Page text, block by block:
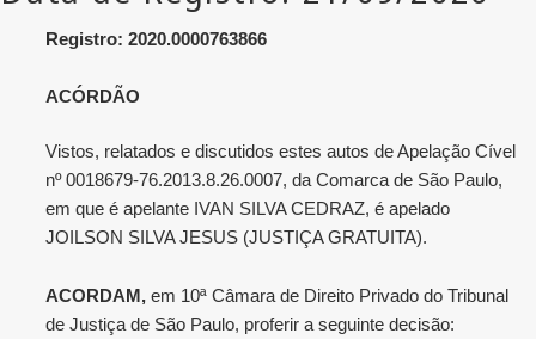
Registro: 2020.0000763866
ACÓRDÃO
Vistos, relatados e discutidos estes autos de Apelação Cível
nº 0018679-76.2013.8.26.0007, da Comarca de São Paulo,
em que é apelante IVAN SILVA CEDRAZ, é apelado
JOILSON SILVA JESUS (JUSTIÇA GRATUITA).
ACORDAM, em 10ª Câmara de Direito Privado do Tribunal
de Justiça de São Paulo, proferir a seguinte decisão: